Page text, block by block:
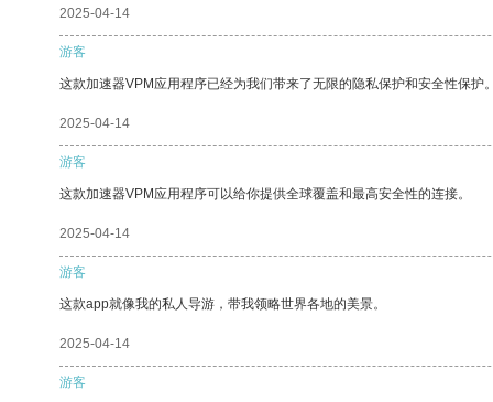
2025-04-14
游客
这款加速器VPM应用程序已经为我们带来了无限的隐私保护和安全性保护
2025-04-14
游客
这款加速器VPM应用程序可以给你提供全球覆盖和最高安全性的连接。
2025-04-14
游客
这款app就像我的私人导游，带我领略世界各地的美景。
2025-04-14
游客